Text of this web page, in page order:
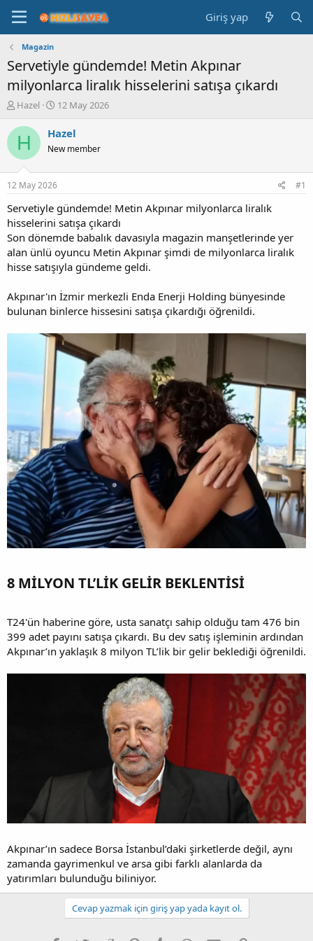
Giriş yap
Magazin
Servetiyle gündemde! Metin Akpınar
milyonlarca liralık hisselerini satışa çıkardı
K
n
b
u
u
b
a
l
a
t
a
Hazel
B
ş
a
ç
t
a
r
i
h
12 May 2026
H Hazel
New member
12 May 2026 #1
Servetiyle gündemde! Metin Akpınar milyonlarca liralık
hisselerini satışa çıkardı
Son dönemde babalık davasıyla magazin manşetlerinde yer
alan ünlü oyuncu Metin Akpınar şimdi de milyonlarca liralık
hisse satışıyla gündeme geldi.
Akpınar'ın İzmir merkezli Enda Enerji Holding bünyesinde
bulunan binlerce hissesini satışa çıkardığı öğrenildi.
8 MİLYON TL’LİK GELİR BEKLENTİSİ​
T24'ün haberine göre, usta sanatçı sahip olduğu tam 476 bin
399 adet payını satışa çıkardı. Bu dev satış işleminin ardından
Akpınar’ın yaklaşık 8 milyon TL’lik bir gelir beklediği öğrenildi.
Akpınar’ın sadece Borsa İstanbul’daki şirketlerde değil, aynı
zamanda gayrimenkul ve arsa gibi farklı alanlarda da
yatırımları bulunduğu biliniyor.
Cevap yazmak için giriş yap yada kayıt ol.